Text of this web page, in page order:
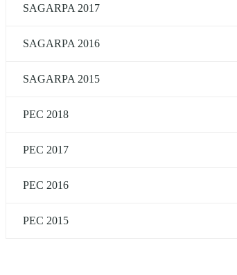
SAGARPA 2017
SAGARPA 2016
SAGARPA 2015
PEC 2018
PEC 2017
PEC 2016
PEC 2015